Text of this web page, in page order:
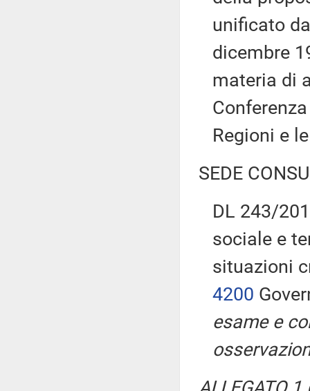
unificato
dicembre
materia di
Regioni e
SEDE
DL 243/
sociale e
situazioni
4200
esame e